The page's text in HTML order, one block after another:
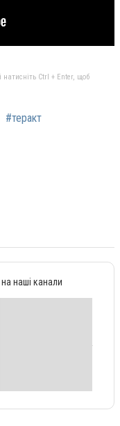
натисніть Ctrl + Enter, щоб
#теракт
наші канали